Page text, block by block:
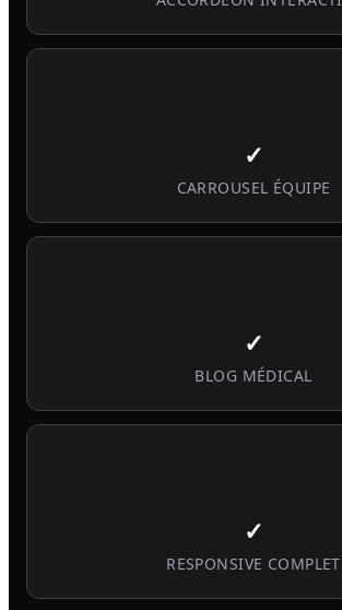
✓
CARROUSEL ÉQUIPE
✓
BLOG MÉDICAL
✓
RESPONSIVE COMPLET